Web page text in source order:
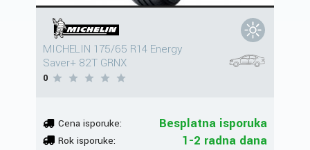
MICHELIN 175/65 R14 Energy
Saver+ 82T GRNX
0
Cena isporuke: Besplatna isporuka
Rok isporuke: 1-2 radna dana